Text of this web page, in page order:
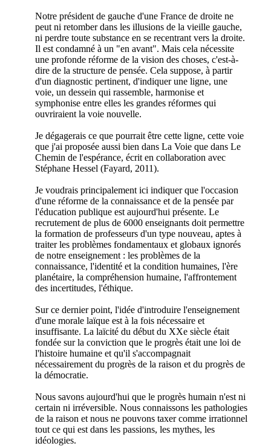
Notre président de gauche d'une France de droite ne
peut ni retomber dans les illusions de la vieille gauche,
ni perdre toute substance en se recentrant vers la droite.
Il est condamné à un "en avant". Mais cela nécessite
une profonde réforme de la vision des choses, c'est-à-
dire de la structure de pensée. Cela suppose, à partir
d'un diagnostic pertinent, d'indiquer une ligne, une
voie, un dessein qui rassemble, harmonise et
symphonise entre elles les grandes réformes qui
ouvriraient la voie nouvelle.
Je dégagerais ce que pourrait être cette ligne, cette voie
que j'ai proposée aussi bien dans La Voie que dans Le
Chemin de l'espérance, écrit en collaboration avec
Stéphane Hessel (Fayard, 2011).
Je voudrais principalement ici indiquer que l'occasion
d'une réforme de la connaissance et de la pensée par
l'éducation publique est aujourd'hui présente. Le
recrutement de plus de 6000 enseignants doit permettre
la formation de professeurs d'un type nouveau, aptes à
traiter les problèmes fondamentaux et globaux ignorés
de notre enseignement : les problèmes de la
connaissance, l'identité et la condition humaines, l'ère
planétaire, la compréhension humaine, l'affrontement
des incertitudes, l'éthique.
Sur ce dernier point, l'idée d'introduire l'enseignement
d'une morale laïque est à la fois nécessaire et
insuffisante. La laïcité du début du XXe siècle était
fondée sur la conviction que le progrès était une loi de
l'histoire humaine et qu'il s'accompagnait
nécessairement du progrès de la raison et du progrès de
la démocratie.
Nous savons aujourd'hui que le progrès humain n'est ni
certain ni irréversible. Nous connaissons les pathologies
de la raison et nous ne pouvons taxer comme irrationnel
tout ce qui est dans les passions, les mythes, les
idéologies.